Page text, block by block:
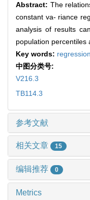
Abstract: The
constant va- riance
analysis of results
population
Key words:
中图分类号:
V216.3
TB114.3
参考文献
相关文章 15
编辑推荐 0
Metrics